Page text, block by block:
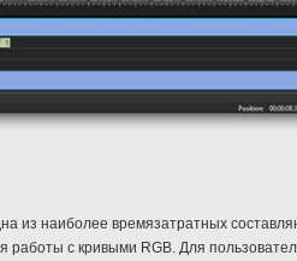
из наиболее времязатратных
с кривыми RGB. Для